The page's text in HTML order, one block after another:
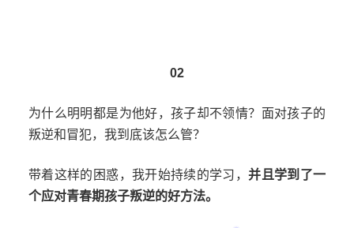
02
为什么明明都是为他好，孩子却不领情？面对孩子的
叛逆和冒犯，我到底该怎么管？
带着这样的困惑，我开始持续的学习，并且学到了一
个应对青春期孩子叛逆的好方法。